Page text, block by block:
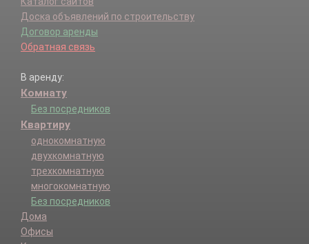
Доска объявлений по строительству
Договор аренды
Обратная связь
В аренду:
Комнату
Без посредников
Квартиру
однокомнатную
двухкомнатную
трехкомнатную
многокомнатную
Без посредников
Дома
Офисы